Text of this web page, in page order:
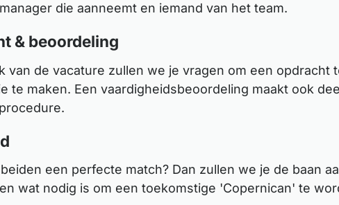
die aanneemt en iemand van het team.
& beoordeling
van de vacature zullen we je vragen om een opdracht
te maken. Een vaardigheidsbeoordeling maakt ook
een perfecte match? Dan zullen we je de baan
wat nodig is om een toekomstige 'Copernican' te